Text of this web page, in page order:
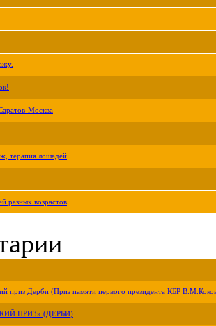
Москва
терапия лошадей
разных возрастов
приз Дерби (Приз памяти первого президента КБР
ПРИЗ» (ДЕРБИ)